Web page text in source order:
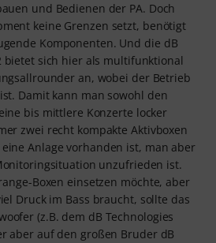
und Bedienen der PA. Doch
keine Grenzen setzt, benötigt
Komponenten. Und die dB
bietet sich hier als multifunktional
an, wobei der Betrieb
Damit kann man sowohl den
bis mittlere Konzerte locker
zwei recht kompakte Aktivboxen
Anlage vorhanden ist, man aber
unzufrieden ist.
Boxen einsetzen möchte, aber
Druck im Bass braucht, sollte das
(z.B. dem dB Technologies
aber auf den großen Bruder dB